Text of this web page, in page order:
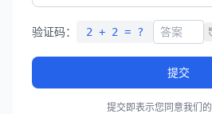
验证码： 2 + 2 = ?
提交
提交即表示您同意我们的